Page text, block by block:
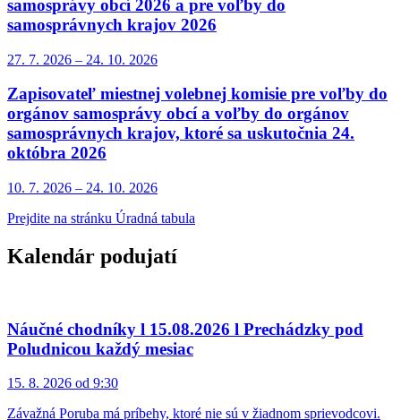
samosprávy obcí 2026 a pre voľby do
samosprávnych krajov 2026
27. 7. 2026 – 24. 10. 2026
Zapisovateľ miestnej volebnej komisie pre voľby do
orgánov samosprávy obcí a voľby do orgánov
samosprávnych krajov, ktoré sa uskutočnia 24.
októbra 2026
10. 7. 2026 – 24. 10. 2026
Prejdite na stránku Úradná tabula
Kalendár podujatí
Náučné chodníky l 15.08.2026 l Prechádzky pod
Poludnicou každý mesiac
15. 8. 2026 od 9:30
Závažná Poruba má príbehy, ktoré nie sú v žiadnom sprievodcovi.